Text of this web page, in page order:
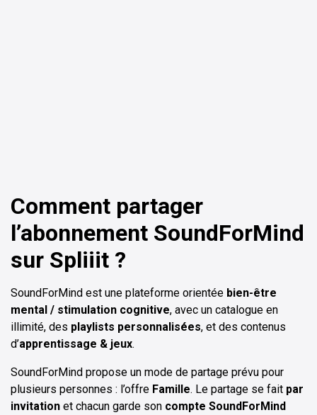
Comment partager
l’abonnement SoundForMind
sur Spliiit ?
SoundForMind est une plateforme orientée bien-être
mental / stimulation cognitive, avec un catalogue en
illimité, des playlists personnalisées, et des contenus
d’apprentissage & jeux.
SoundForMind propose un mode de partage prévu pour
plusieurs personnes : l’offre Famille. Le partage se fait par
invitation et chacun garde son compte SoundForMind